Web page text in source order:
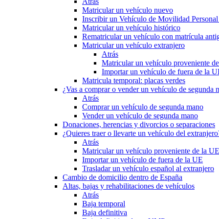
Matricular un vehículo nuevo
Inscribir un Vehículo de Movilidad
Matricular un vehículo histórico
Rematricular un vehículo con matrícula
Matricular un vehículo extranjero
Atrás
Matricular un vehículo proveniente
Importar un vehículo de fuera de la
Matricula temporal: placas verdes
¿Vas a comprar o vender un vehículo de segunda
Atrás
Comprar un vehículo de segunda mano
Vender un vehículo de segunda mano
Donaciones, herencias y divorcios o separaciones
¿Quieres traer o llevarte un vehículo del
Atrás
Matricular un vehículo proveniente de la UE
Importar un vehículo de fuera de la UE
Trasladar un vehículo español al extranjero
Cambio de domicilio dentro de España
Altas, bajas y rehabilitaciones de vehículos
Atrás
Baja temporal
Baja definitiva